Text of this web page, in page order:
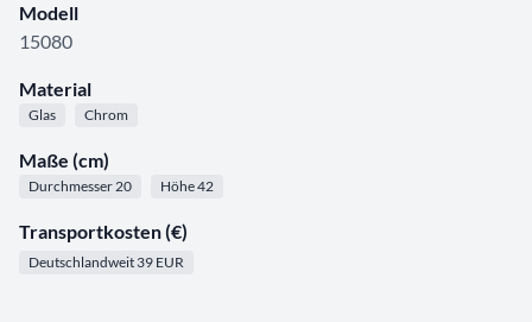
Modell
15080
Material
Glas Chrom
Maße (cm)
Durchmesser 20 Höhe 42
Transportkosten (€)
Deutschlandweit 39 EUR